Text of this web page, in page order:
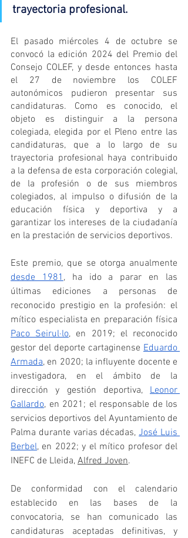
trayectoria profesional.
El pasado miércoles 4 de octubre se
convocó la edición 2024 del Premio del
Consejo COLEF, y desde entonces hasta
el 27 de noviembre los COLEF
autonómicos pudieron presentar sus
candidaturas. Como es conocido, el
objeto es distinguir a la persona
colegiada, elegida por el Pleno entre las
candidaturas, que a lo largo de su
trayectoria profesional haya contribuido
a la defensa de esta corporación colegial,
de la profesión o de sus miembros
colegiados, al impulso o difusión de la
educación física y deportiva y a
garantizar los intereses de la ciudadanía
en la prestación de servicios deportivos.
desde 1981 , ha ido a parar en las
últimas ediciones a personas de
reconocido prestigio en la profesión: el
Paco Seirul·lo, en 2019; el reconocido
gestor del deporte cartaginense Eduardo
Armada, en 2020; la influyente docente e
investigadora, en el ámbito de la
dirección y gestión deportiva, Leonor
Gallardo, en 2021; el responsable de los
servicios deportivos del Ayuntamiento de
Palma durante varias décadas, José Luis
Berbel, en 2022; y el mítico profesor del
INEFC de Lleida, Alfred Joven.
De conformidad con el calendario
establecido en las bases de la
convocatoria, se han comunicado las
candidaturas aceptadas definitivas, y